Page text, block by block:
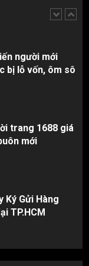
người mới
bị lỗ vốn, ôm sô
trang 1688 giá
mới
Ký Gửi Hàng
TP.HCM